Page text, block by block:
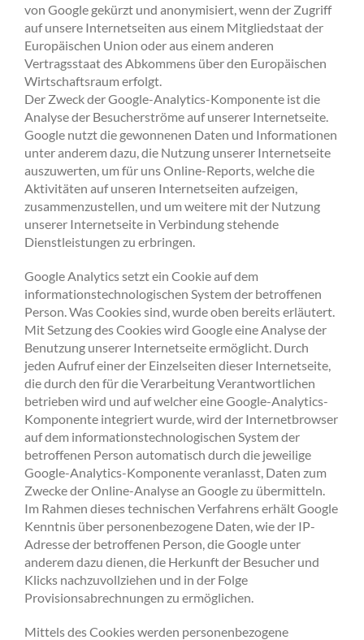
von Google gekürzt und anonymisiert, wenn der Zugriff
auf unsere Internetseiten aus einem Mitgliedstaat der
Europäischen Union oder aus einem anderen
Vertragsstaat des Abkommens über den Europäischen
Wirtschaftsraum erfolgt.
Der Zweck der Google-Analytics-Komponente ist die
Analyse der Besucherströme auf unserer Internetseite.
Google nutzt die gewonnenen Daten und Informationen
unter anderem dazu, die Nutzung unserer Internetseite
auszuwerten, um für uns Online-Reports, welche die
Aktivitäten auf unseren Internetseiten aufzeigen,
zusammenzustellen, und um weitere mit der Nutzung
unserer Internetseite in Verbindung stehende
Dienstleistungen zu erbringen.
Google Analytics setzt ein Cookie auf dem
informationstechnologischen System der betroffenen
Person. Was Cookies sind, wurde oben bereits erläutert.
Mit Setzung des Cookies wird Google eine Analyse der
Benutzung unserer Internetseite ermöglicht. Durch
jeden Aufruf einer der Einzelseiten dieser Internetseite,
die durch den für die Verarbeitung Verantwortlichen
betrieben wird und auf welcher eine Google-Analytics-
Komponente integriert wurde, wird der Internetbrowser
auf dem informationstechnologischen System der
betroffenen Person automatisch durch die jeweilige
Google-Analytics-Komponente veranlasst, Daten zum
Zwecke der Online-Analyse an Google zu übermitteln.
Im Rahmen dieses technischen Verfahrens erhält Google
Kenntnis über personenbezogene Daten, wie der IP-
Adresse der betroffenen Person, die Google unter
anderem dazu dienen, die Herkunft der Besucher und
Klicks nachzuvollziehen und in der Folge
Provisionsabrechnungen zu ermöglichen.
Mittels des Cookies werden personenbezogene